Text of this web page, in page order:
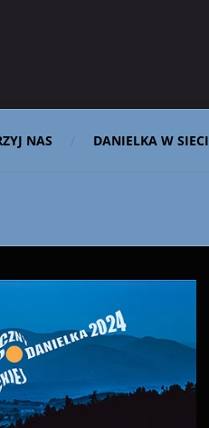
NAS DANIELKA W SIECI